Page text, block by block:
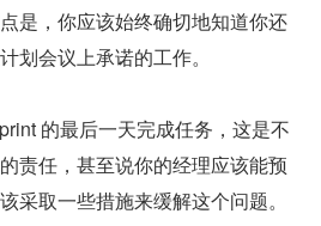
是，你应该始终确切地知道你还
划会议上承诺的工作。
的最后一天完成任务，这是不
责任，甚至说你的经理应该能预
采取一些措施来缓解这个问题。